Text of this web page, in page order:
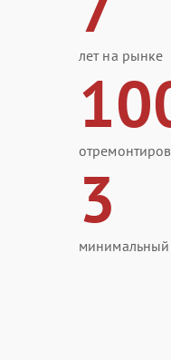
лет на рынке
3
минимальный